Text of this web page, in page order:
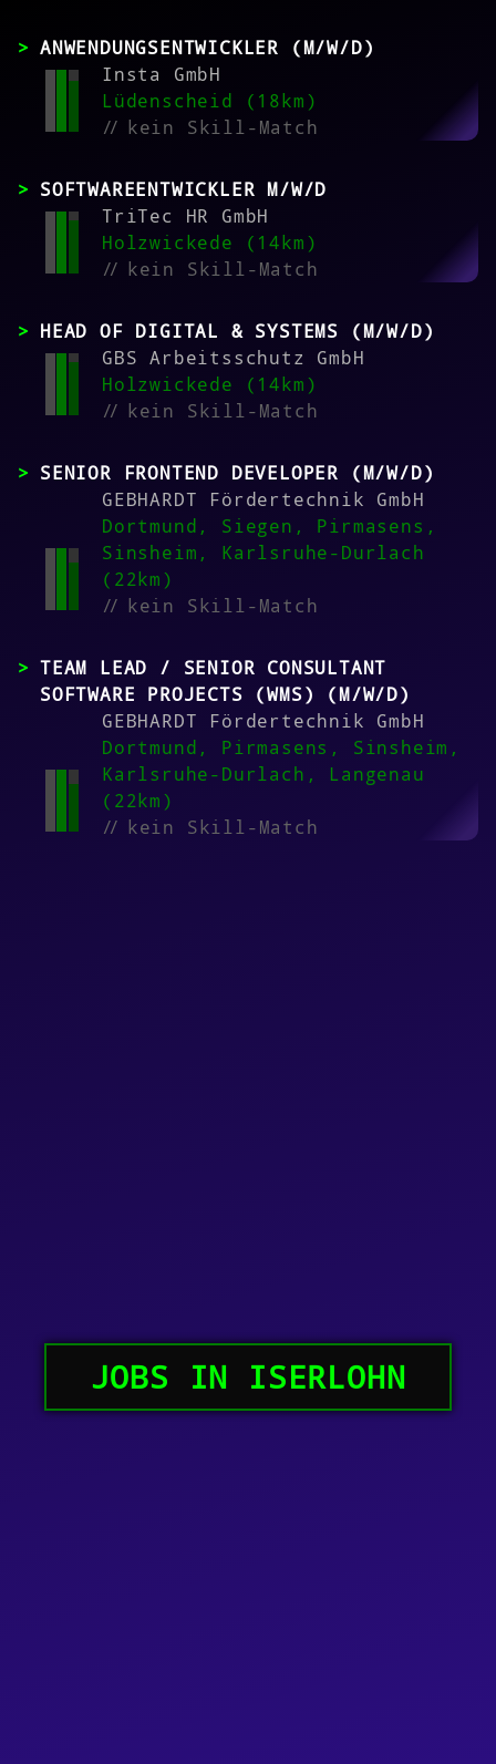
ANWENDUNGSENTWICKLER (M/W/D)
Insta GmbH
Lüdenscheid (18km)
//kein Skill-Match
SOFTWAREENTWICKLER M/W/D
TriTec HR GmbH
Holzwickede (14km)
//kein Skill-Match
HEAD OF DIGITAL & SYSTEMS (M/W/D)
GBS Arbeitsschutz GmbH
Holzwickede (14km)
//kein Skill-Match
SENIOR FRONTEND DEVELOPER (M/W/D)
GEBHARDT Fördertechnik GmbH
Dortmund, Siegen, Pirmasens,
Sinsheim, Karlsruhe-Durlach
(22km)
//kein Skill-Match
TEAM LEAD / SENIOR CONSULTANT
SOFTWARE PROJECTS (WMS) (M/W/D)
GEBHARDT Fördertechnik GmbH
Dortmund, Pirmasens, Sinsheim,
Karlsruhe-Durlach, Langenau
(22km)
//kein Skill-Match
JOBS IN ISERLOHN